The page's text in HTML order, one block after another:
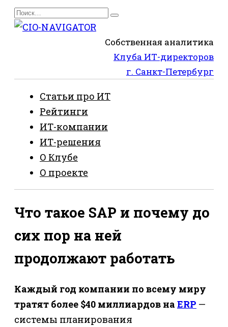
Перейти
к
Search
for:
Собственная аналитика
Клуба ИТ-директоров
г. Санкт-Петербург
Статьи про ИТ
Рейтинги
ИТ-компании
ИТ-решения
О Клубе
О проекте
Что такое SAP и почему до
сих пор на ней
продолжают работать
Каждый год компании по всему миру
тратят более $40 миллиардов на ERP —
системы планирования